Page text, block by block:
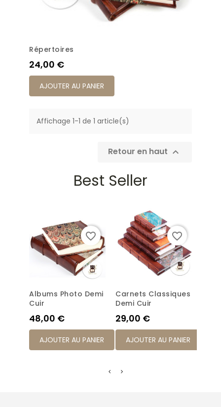
Répertoires
Prix
24,00 €
AJOUTER AU PANIER
Affichage 1-1 de 1 article(s)
Retour en haut 
Best Seller
Albums Photo Demi
Cuir
Prix
48,00 €
AJOUTER AU PANIER
favorite_border
Carnets Classiques
Demi Cuir
Prix
29,00 €
AJOUTER AU PANIER
favorite_border